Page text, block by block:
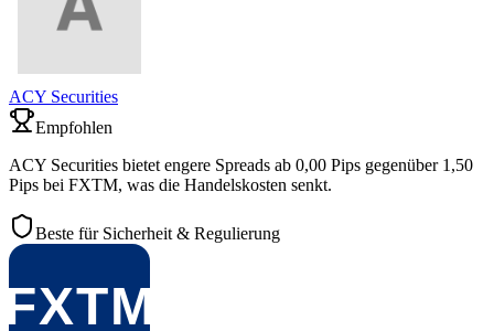
ACY Securities
Empfohlen
ACY Securities bietet engere Spreads ab 0,00 Pips gegenüber 1,50
Pips bei FXTM, was die Handelskosten senkt.
Beste für Sicherheit & Regulierung